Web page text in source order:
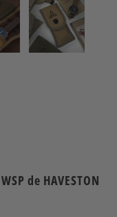
de HAVESTON